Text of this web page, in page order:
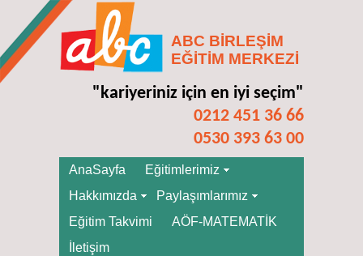
ABC BİRLEŞİM
EĞİTİM MERKEZİ
"kariyeriniz için en iyi seçim"
0212 451 36 66
0530 393 63 00
AnaSayfa
Eğitimlerimiz
Hakkımızda
Paylaşımlarımız
Eğitim Takvimi
AÖF-MATEMATİK
İletişim